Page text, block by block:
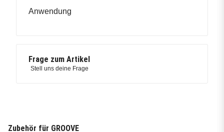
Anwendung
Frage zum Artikel
Stell uns deine Frage
Zubehör für GROOVE